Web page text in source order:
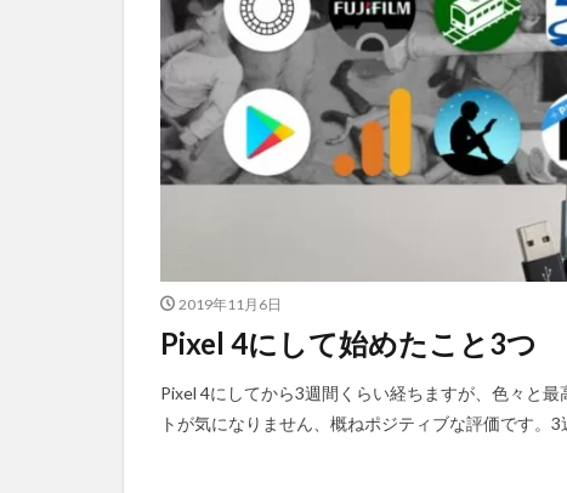
2019年11月6日
Pixel 4にして始めたこと3つ
Pixel 4にしてから3週間くらい経ちますが、色々と
トが気になりません、概ねポジティブな評価です。